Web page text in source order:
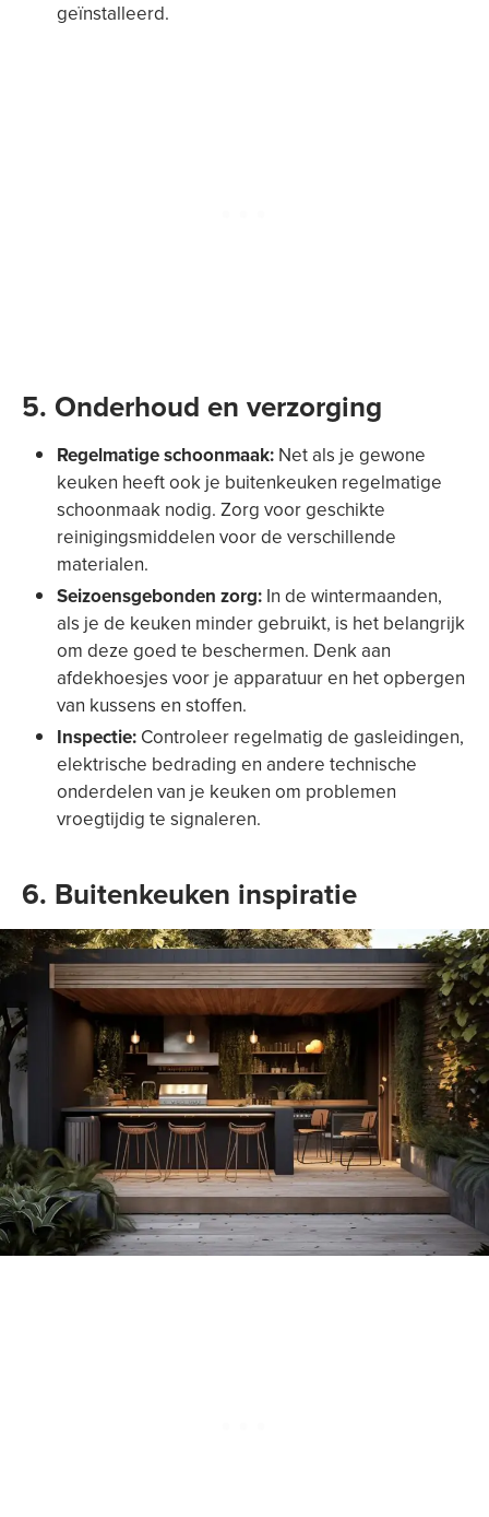
geïnstalleerd.
5. Onderhoud en verzorging
Regelmatige schoonmaak: Net als je gewone
keuken heeft ook je buitenkeuken regelmatige
schoonmaak nodig. Zorg voor geschikte
reinigingsmiddelen voor de verschillende
materialen.
Seizoensgebonden zorg: In de wintermaanden,
als je de keuken minder gebruikt, is het belangrijk
om deze goed te beschermen. Denk aan
afdekhoesjes voor je apparatuur en het opbergen
van kussens en stoffen.
Inspectie: Controleer regelmatig de gasleidingen,
elektrische bedrading en andere technische
onderdelen van je keuken om problemen
vroegtijdig te signaleren.
6. Buitenkeuken inspiratie